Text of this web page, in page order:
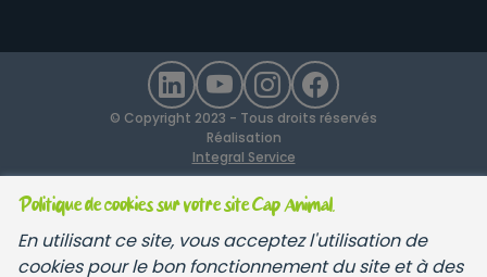
Politique de cookies sur votre site Cap Animal.
En utilisant ce site, vous acceptez l'utilisation de
cookies pour le bon fonctionnement du site et à des
© Copyright 2023 - Tous droits réservés
Réalisation
Integral Service